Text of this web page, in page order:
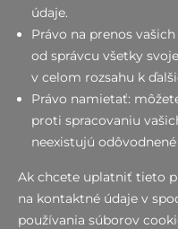
údaje.
Právo na prenos
od správcu všetky
v celom rozsahu k
Právo namietať:
proti spracovaniu
neexistujú
Ak chcete uplatniť tieto
na kontaktné údaje v
používania súborov